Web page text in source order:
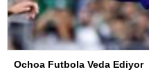
Ochoa Futbola Veda Ediyor